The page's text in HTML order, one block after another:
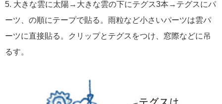
5. 大きな雲に太陽→大きな雲の下にテグス3本→テグスにパ
ーツ、の順にテープで貼る。雨粒など小さいパーツは雲パ
ーツに直接貼る。クリップとテグスをつけ、窓際などに吊
るす。